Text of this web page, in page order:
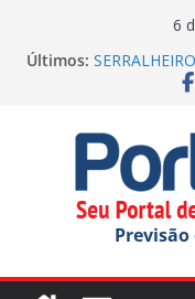
6
Últimos:
Parque
gratuito
Festival do
domingos
Incêndio em
estado
Previsão